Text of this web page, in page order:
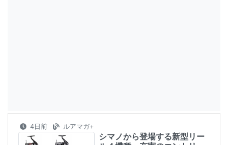
4日前 ルアマガ+
シマノから登場する新型リー